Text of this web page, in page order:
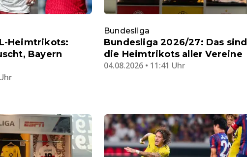
Heimtrikots:
Bayern
Bundesliga
Bundesliga 2026/27: Das sind
die Heimtrikots aller Vereine
04.08.2026 • 11:41 Uhr